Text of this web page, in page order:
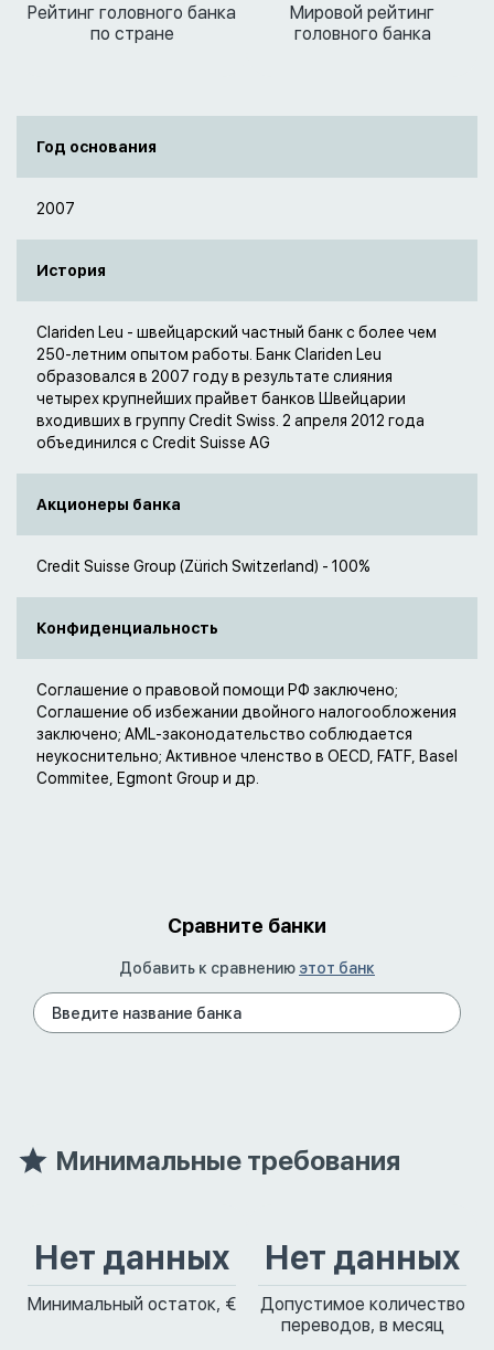
Рейтинг головного банка
по стране
Мировой рейтинг
головного банка
Год основания
2007
История
Clariden Leu - швейцарский частный банк с более чем
250-летним опытом работы. Банк Clariden Leu
образовался в 2007 году в результате слияния
четырех крупнейших прайвет банков Швейцарии
входивших в группу Credit Swiss. 2 апреля 2012 года
объединился с Credit Suisse AG
Акционеры банка
Credit Suisse Group (Zürich Switzerland) - 100%
Конфиденциальность
Соглашение о правовой помощи РФ заключено;
Соглашение об избежании двойного налогообложения
заключено; AML-законодательство соблюдается
неукоснительно; Активное членство в OECD, FATF, Basel
Commitee, Egmont Group и др.
Сравните банки
Добавить к сравнению этот банк
Минимальные требования
Нет данных
Минимальный остаток, €
Нет данных
Допустимое количество
переводов, в месяц